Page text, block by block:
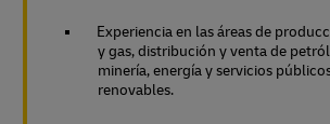
Experiencia en las áreas de
y gas, distribución y venta de
minería, energía y servicios
renovables.